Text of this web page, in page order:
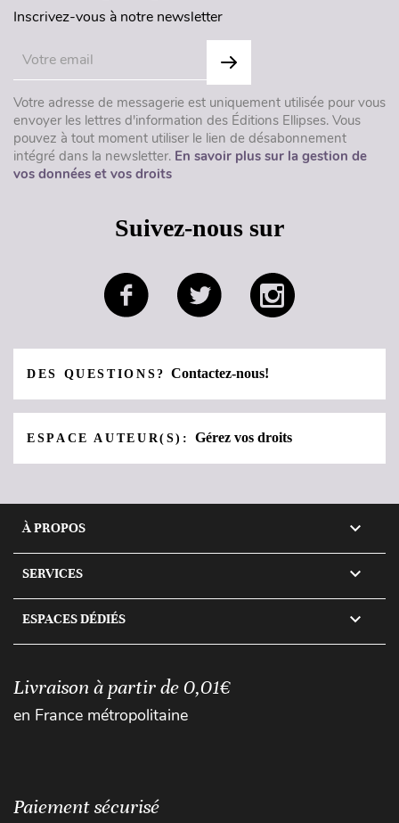
Inscrivez-vous à notre newsletter
Votre adresse de messagerie est uniquement utilisée pour vous
envoyer les lettres d'information des Éditions Ellipses. Vous
pouvez à tout moment utiliser le lien de désabonnement
intégré dans la newsletter. En savoir plus sur la gestion de
vos données et vos droits
Suivez-nous sur
DES QUESTIONS?Contactez-nous!
ESPACE AUTEUR(S):Gérez vos droits
À PROPOS 
SERVICES 
ESPACES DÉDIÉS 
Livraison à partir de 0,01€
en France métropolitaine
Paiement sécurisé